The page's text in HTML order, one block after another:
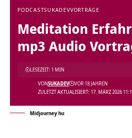
PODCASTSUKADEVVORTRÄGE
Meditation
mp3 Audio
ZULETZT AKTUALISIERT: 17. MÄRZ 2026
VONSUKADEV VOR 18 JAHREN
LESEZEIT: 1 MIN
Midjourney hu